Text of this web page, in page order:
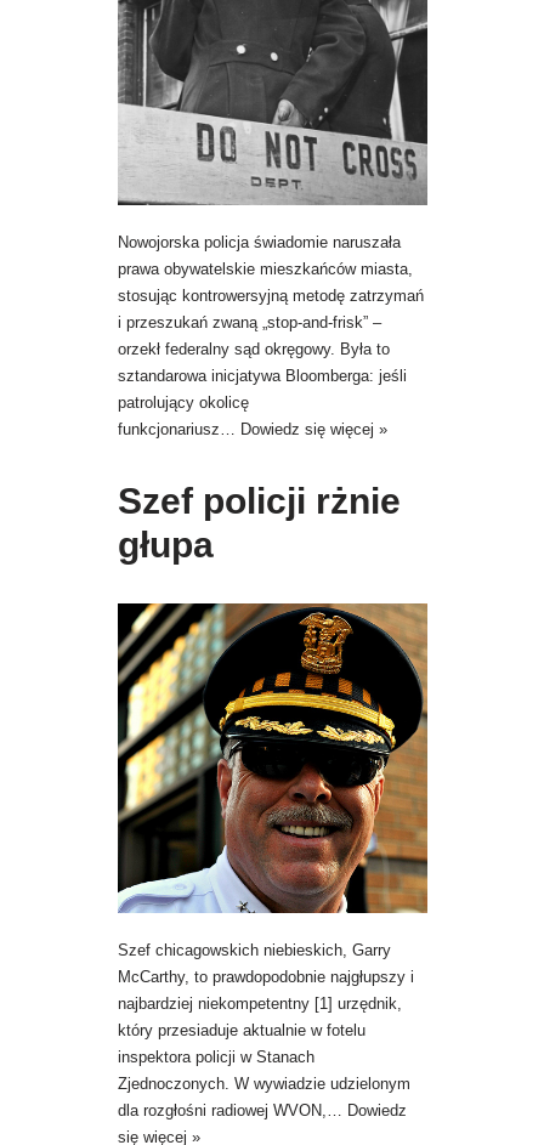
Nowojorska policja świadomie naruszała
prawa obywatelskie mieszkańców miasta,
stosując kontrowersyjną metodę zatrzymań
i przeszukań zwaną „stop-and-frisk” –
orzekł federalny sąd okręgowy. Była to
sztandarowa inicjatywa Bloomberga: jeśli
patrolujący okolicę
funkcjonariusz…
Dowiedz się więcej »
Szef policji rżnie
głupa
Szef chicagowskich niebieskich, Garry
McCarthy, to prawdopodobnie najgłupszy i
najbardziej niekompetentny [1] urzędnik,
który przesiaduje aktualnie w fotelu
inspektora policji w Stanach
Zjednoczonych. W wywiadzie udzielonym
dla rozgłośni radiowej WVON,…
Dowiedz
się więcej »